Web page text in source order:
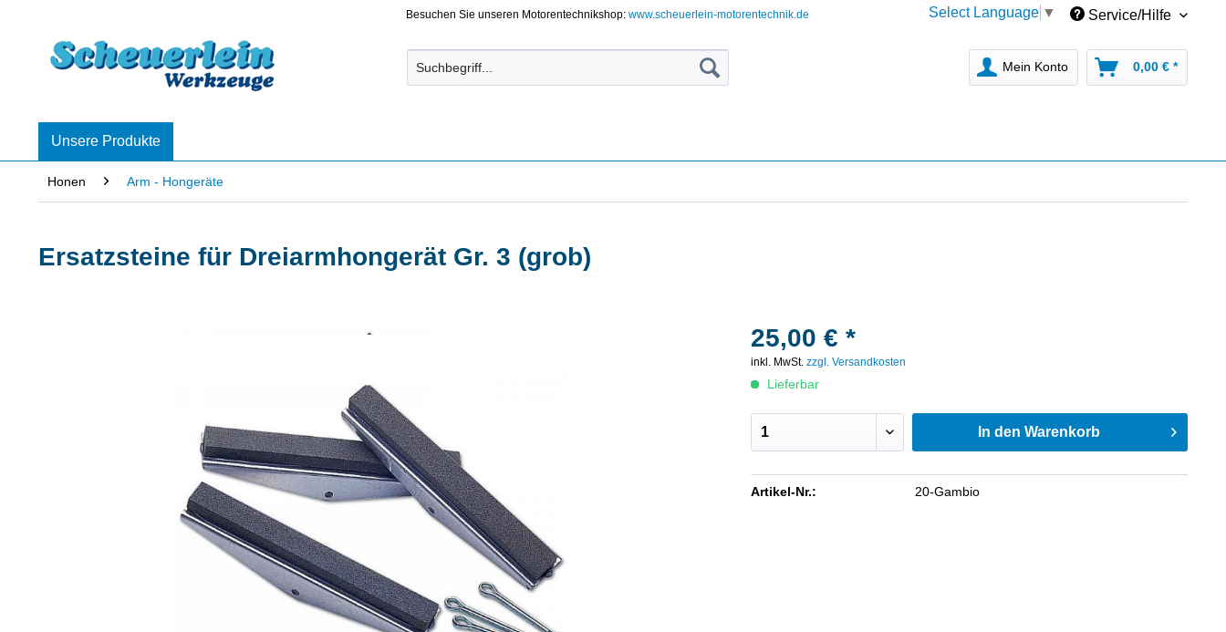
Besuchen Sie unseren Motorentechnikshop:www.scheuerlein-motorentechnik.de Select Language ▼ Service/Hilfe
Mein Konto 0,00 € *
Unsere Produkte
Honen Arm - Hongeräte
Ersatzsteine für Dreiarmhongerät Gr. 3 (grob)
25,00 € *
inkl. MwSt.zzgl. Versandkosten
Lieferbar
In den Warenkorb
Artikel-Nr.: 20-Gambio